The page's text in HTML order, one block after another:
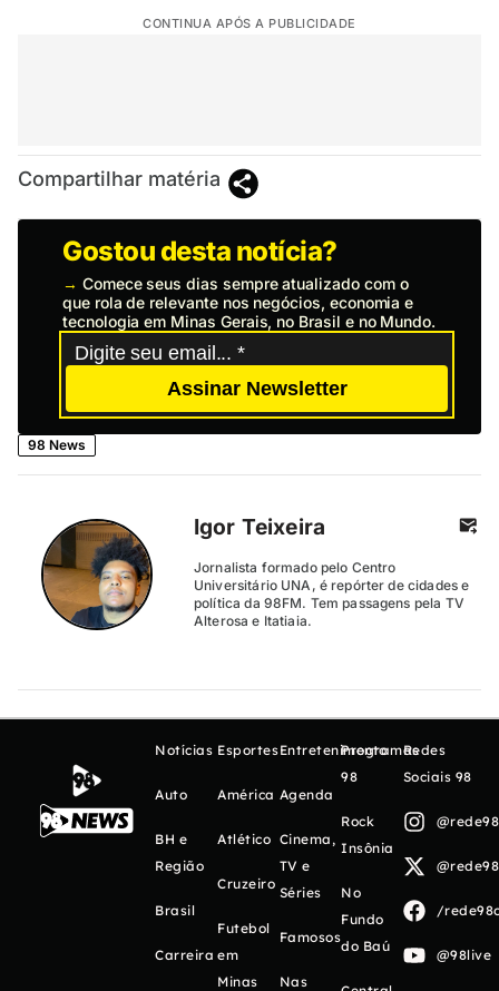
CONTINUA APÓS A PUBLICIDADE
Compartilhar matéria
Gostou desta notícia?
→ Comece seus dias sempre atualizado com o
que rola de relevante nos negócios, economia e
tecnologia em Minas Gerais, no Brasil e no Mundo.
Assinar Newsletter
98 News
Igor Teixeira
Jornalista formado pelo Centro
Universitário UNA, é repórter de cidades e
política da 98FM. Tem passagens pela TV
Alterosa e Itatiaia.
Notícias
Auto
BH e
Região
Brasil
Carreira
Esportes
América
Atlético
Cruzeiro
Futebol
em
Minas
Entretenimento
Agenda
Cinema,
TV e
Séries
Famosos
Nas
Programas
98
Rock
Insônia
No
Fundo
do Baú
Redes
Sociais 98
/
@98live